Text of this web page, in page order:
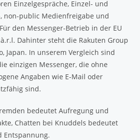
Einzelgespräche, Einzel- und
non-public Medienfreigabe und
den Messenger-Betrieb in der EU
Dahinter steht die Rakuten Group
Japan. In unserem Vergleich sind
einzigen Messenger, die ohne
Angaben wie E-Mail oder
sind.
bedeutet Aufregung und
Chatten bei Knuddels bedeutet
Entspannung.